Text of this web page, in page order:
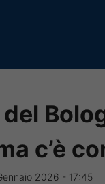
c’è
2026 - 17:45